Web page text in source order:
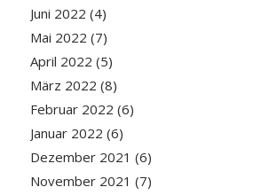
Juni 2022 (4)
Mai 2022 (7)
April 2022 (5)
März 2022 (8)
Februar 2022 (6)
Januar 2022 (6)
Dezember 2021 (6)
November 2021 (7)